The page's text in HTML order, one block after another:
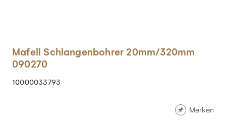
Mafell Schlangenbohrer 20mm/320mm
090270
10000033793
Merken